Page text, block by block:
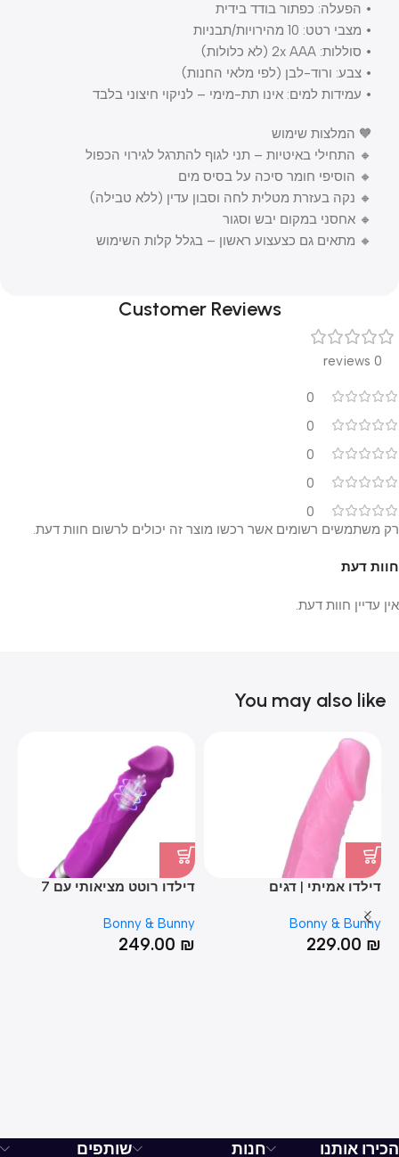
• הפעלה: כפתור בודד בידית
• מצבי רטט: 10 מהירויות/תבניות
• סוללות: 2x AAA (לא כלולות)
• צבע: ורוד-לבן (לפי מלאי החנות)
• עמידות למים: אינו תת-מימי – לניקוי חיצוני בלבד
🧡 המלצות שימוש
🔸 התחילי באיטיות – תני לגוף להתרגל לגירוי הכפול
🔸 הוסיפי חומר סיכה על בסיס מים
🔸 נקה בעזרת מטלית לחה וסבון עדין (ללא טבילה)
🔸 אחסני במקום יבש וסגור
🔸 מתאים גם כצעצוע ראשון – בגלל קלות השימוש
Customer Reviews
0 reviews
0
0
0
0
0
חוות דעת
אין עדיין חוות דעת.
רק משתמשים רשומים אשר רכשו מוצר זה יכולים לרשום חוות דעת.
You may also like
דילדו אמיתי | דגים
Bonny & Bunny
229.00 ₪
דילדו רוטט מציאותי עם 7
Bonny & Bunny
249.00 ₪
הכירו אותנו חנות שותפים